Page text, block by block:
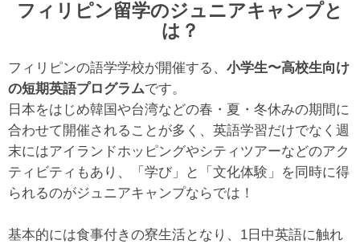
フィリピン留学のジュニアキャンプと
は？
フィリピンの語学学校が開催する、 小学生〜高校生向け
の短期英語プログラムです。
日本をはじめ韓国や台湾などの春・夏・冬休みの期間に
合わせて開催されることが多く、英語学習だけでなく週
末にはアイランドホッピングやシティツアーなどのアク
ティビティもあり、「学び」と「文化体験」を同時に得
られるのがジュニアキャンプならでは！
基本的には食事付きの寮生活となり、1日中英語に触れ